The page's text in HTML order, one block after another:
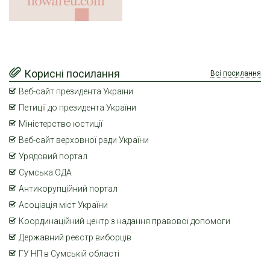
Корисні посилання Всі посилання
Веб-сайт президента України
Петиції до президента України
Міністерство юстиції
Веб-сайт верховної ради України
Урядовий портал
Сумська ОДА
Антикорупційний портал
Асоціація міст України
Координаційний центр з надання правової допомоги
Державний реєстр виборців
ГУ НП в Сумській області